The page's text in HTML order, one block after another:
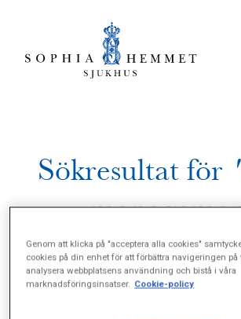
Sökresultat för
Genom att klicka på "acceptera alla cookies"
cookies på din enhet för att förbättra navigeringen på
analysera webbplatsens användning och bistå i våra
marknadsföringsinsatser. Cookie-policy